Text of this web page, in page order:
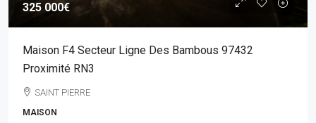
325 000€
Maison F4 Secteur Ligne Des Bambous 97432
Proximité RN3
SAINT PIERRE
MAISON